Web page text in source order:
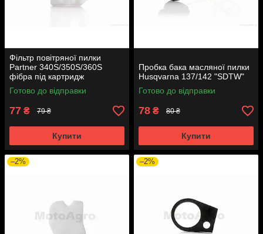
Фільтр повітряної пилки
Partner 340S/350S/360S
фібра під картридж
рельєфна
Готово до відправки
77 ₴ 79 ₴
Купити
Пробка бака масляної пилки
Husqvarna 137/142 "SDTW"
Готово до відправки
78 ₴ 80 ₴
Купити
–2% –2%